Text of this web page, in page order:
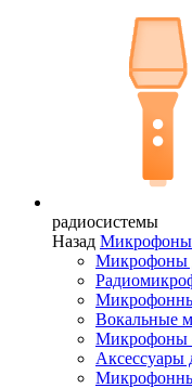
радиосистемы
Назад Микрофоны
Микрофоны
Вокальные
Микрофоны
Аксессуары